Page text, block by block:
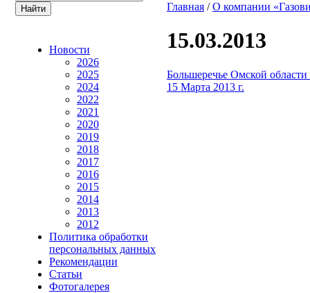
Новости
2026
2025
2024
2022
2021
2020
2019
2018
2017
2016
2015
2014
2013
2012
Политика обработки
персональных данных
Рекомендации
Статьи
Фотогалерея
Главная /О компании
15.03.2013
Большеречье Омской
15 Марта 2013 г.